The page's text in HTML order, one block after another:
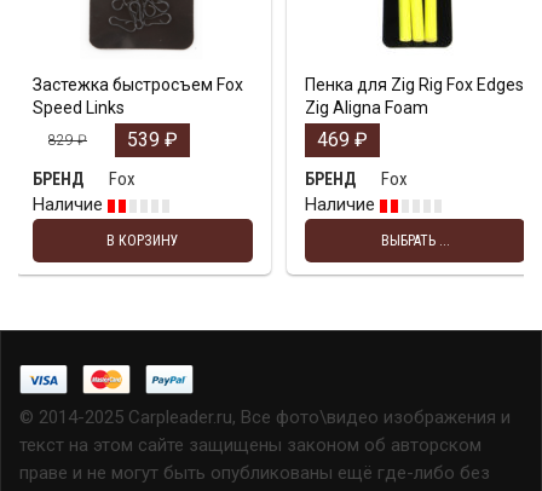
Застежка быстросъем Fox
Speed Links
829₽ 539 ₽
БРЕНД
Fox
Наличие
В КОРЗИНУ
Пенка для Zig Rig Fox Edges
Zig Aligna Foam
469 ₽
БРЕНД
Fox
Наличие
ВЫБРАТЬ ...
© 2014-2025 Carpleader.ru, Все фото\видео изображения и
текст на этом сайте защищены законом об авторском
праве и не могут быть опубликованы ещё где-либо без